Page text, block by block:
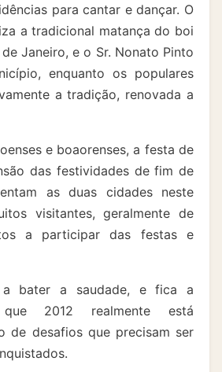
para cantar e dançar. O
a tradicional matança do boi
Janeiro, e o Sr. Nonato Pinto
enquanto os populares
a tradição, renovada a
e boaorenses, a festa de
das festividades de fim de
as duas cidades neste
visitantes, geralmente de
a participar das festas e
a bater a saudade, e fica a
2012 realmente está
de desafios que precisam ser